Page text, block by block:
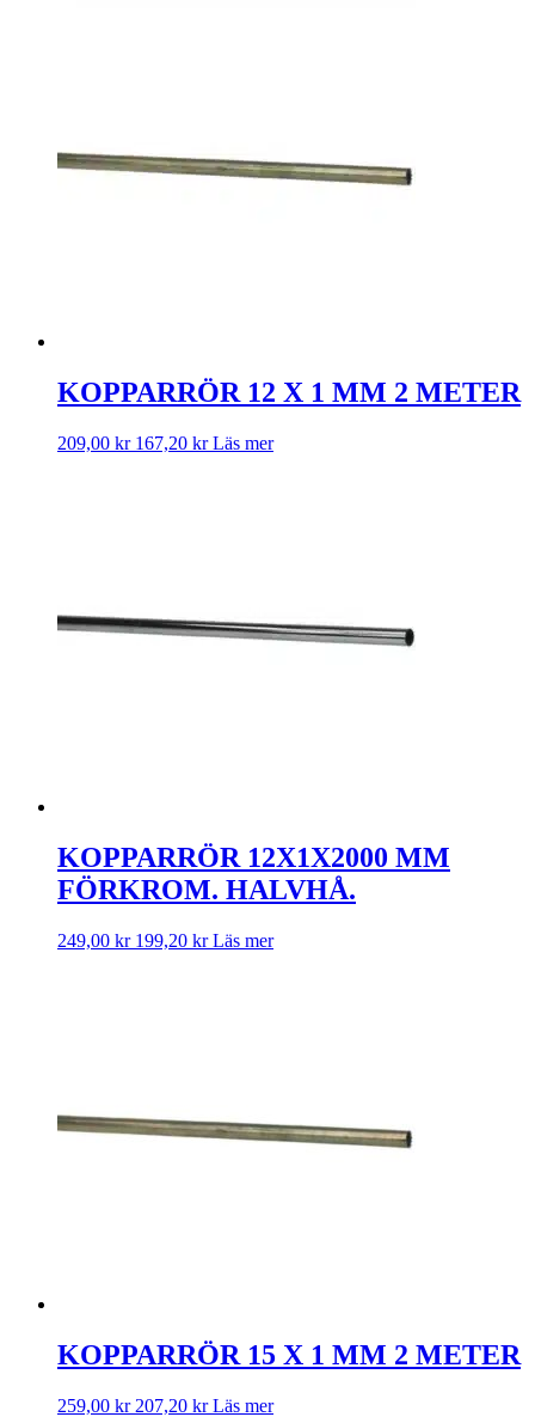
KOPPARRÖR 12 X 1 MM 2 METER
209,00 kr 167,20 kr Läs mer
KOPPARRÖR 12X1X2000 MM
FÖRKROM. HALVHÅ.
249,00 kr 199,20 kr Läs mer
KOPPARRÖR 15 X 1 MM 2 METER
259,00 kr 207,20 kr Läs mer